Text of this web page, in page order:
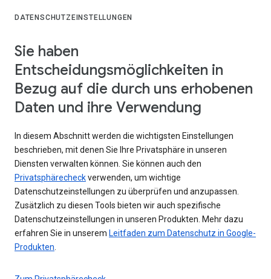
DATENSCHUTZEINSTELLUNGEN
Sie haben
Entscheidungsmöglichkeiten in
Bezug auf die durch uns erhobenen
Daten und ihre Verwendung
In diesem Abschnitt werden die wichtigsten Einstellungen
beschrieben, mit denen Sie Ihre Privatsphäre in unseren
Diensten verwalten können. Sie können auch den
Privatsphärecheckverwenden, um wichtige
Datenschutzeinstellungen zu überprüfen und anzupassen.
Zusätzlich zu diesen Tools bieten wir auch spezifische
Datenschutzeinstellungen in unseren Produkten. Mehr dazu
erfahren Sie in unserem Leitfaden zum Datenschutz in Google-
Produkten